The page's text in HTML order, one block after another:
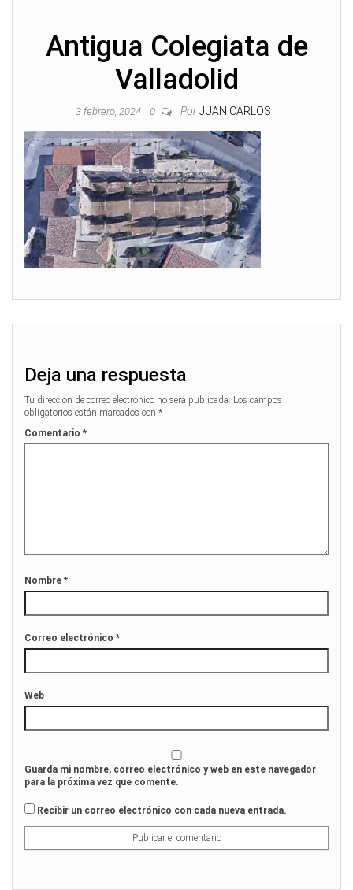
Antigua Colegiata de
Valladolid
3 febrero, 2024 0 PorJUAN CARLOS
Deja una respuesta
Tu dirección de correo electrónico no será publicada. Los campos
obligatorios están marcados con *
Comentario *
Nombre *
Correo electrónico *
Web
Guarda mi nombre, correo electrónico y web en este navegador
para la próxima vez que comente.
Recibir un correo electrónico con cada nueva entrada.